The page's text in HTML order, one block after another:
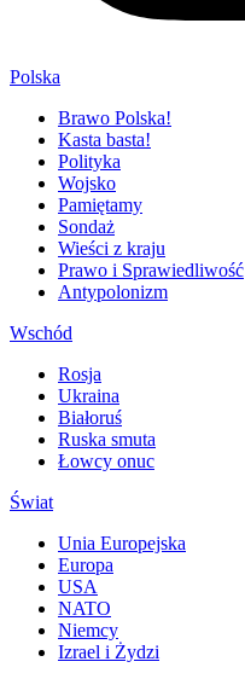
Polska
Brawo Polska!
Kasta basta!
Polityka
Wojsko
Pamiętamy
Sondaż
Wieści z kraju
Prawo i Sprawiedliwość
Antypolonizm
Wschód
Rosja
Ukraina
Białoruś
Ruska smuta
Łowcy onuc
Świat
Unia Europejska
Europa
USA
NATO
Niemcy
Izrael i Żydzi